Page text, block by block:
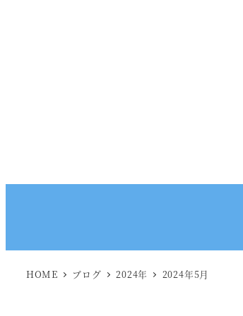
HOME ブログ 2024年 2024年5月